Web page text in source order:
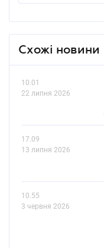
Схожі новини
10.01
22 липня 2026
17.09
13 липня 2026
10.55
3 червня 2026